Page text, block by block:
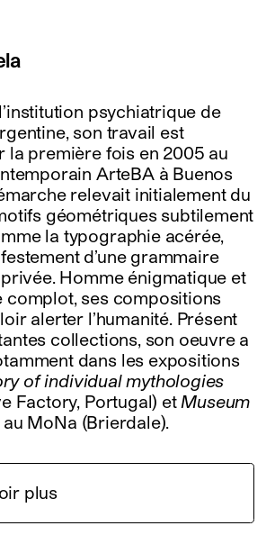
psychiatrique de
son travail est
la première fois en 2005 au
ArteBA à Buenos
relevait initialement du
géométriques subtilement
la typographie acérée,
d’une grammaire
Homme énigmatique et
complot, ses compositions
alerter l’humanité. Présent
collections, son oeuvre a
dans les expositions
of individual mythologies
Factory, Portugal) et Museum
au MoNa (Brierdale).
plus